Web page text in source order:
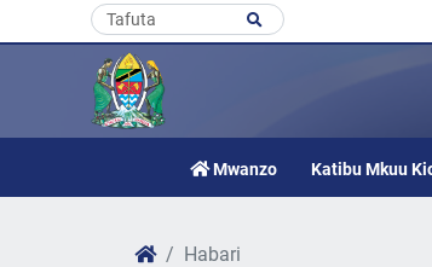
Mwanzo Katibu Mkuu
Habari